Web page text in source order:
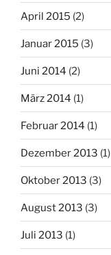
April 2015 (2)
Januar 2015 (3)
Juni 2014 (2)
März 2014 (1)
Februar 2014 (1)
Dezember 2013 (1)
Oktober 2013 (3)
August 2013 (3)
Juli 2013 (1)